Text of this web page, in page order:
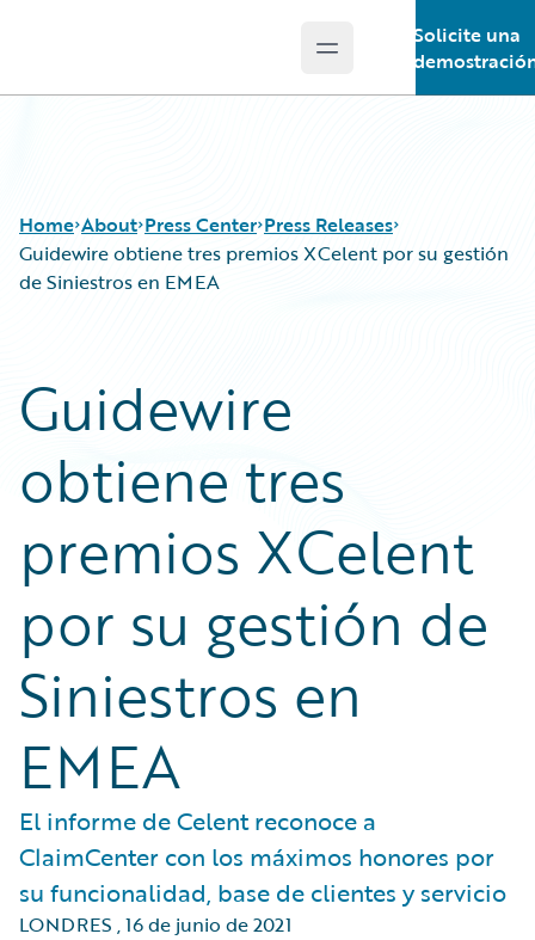
Open main menu
Solicite una
Home About Press Center Press Releases
Guidewire obtiene tres premios XCelent por su gestión
de Siniestros en EMEA
Guidewire
obtiene tres
premios XCelent
por su gestión de
Siniestros en
EMEA
El informe de Celent reconoce a
ClaimCenter con los máximos honores por
su funcionalidad, base de clientes y servicio
LONDRES ,16 de junio de 2021